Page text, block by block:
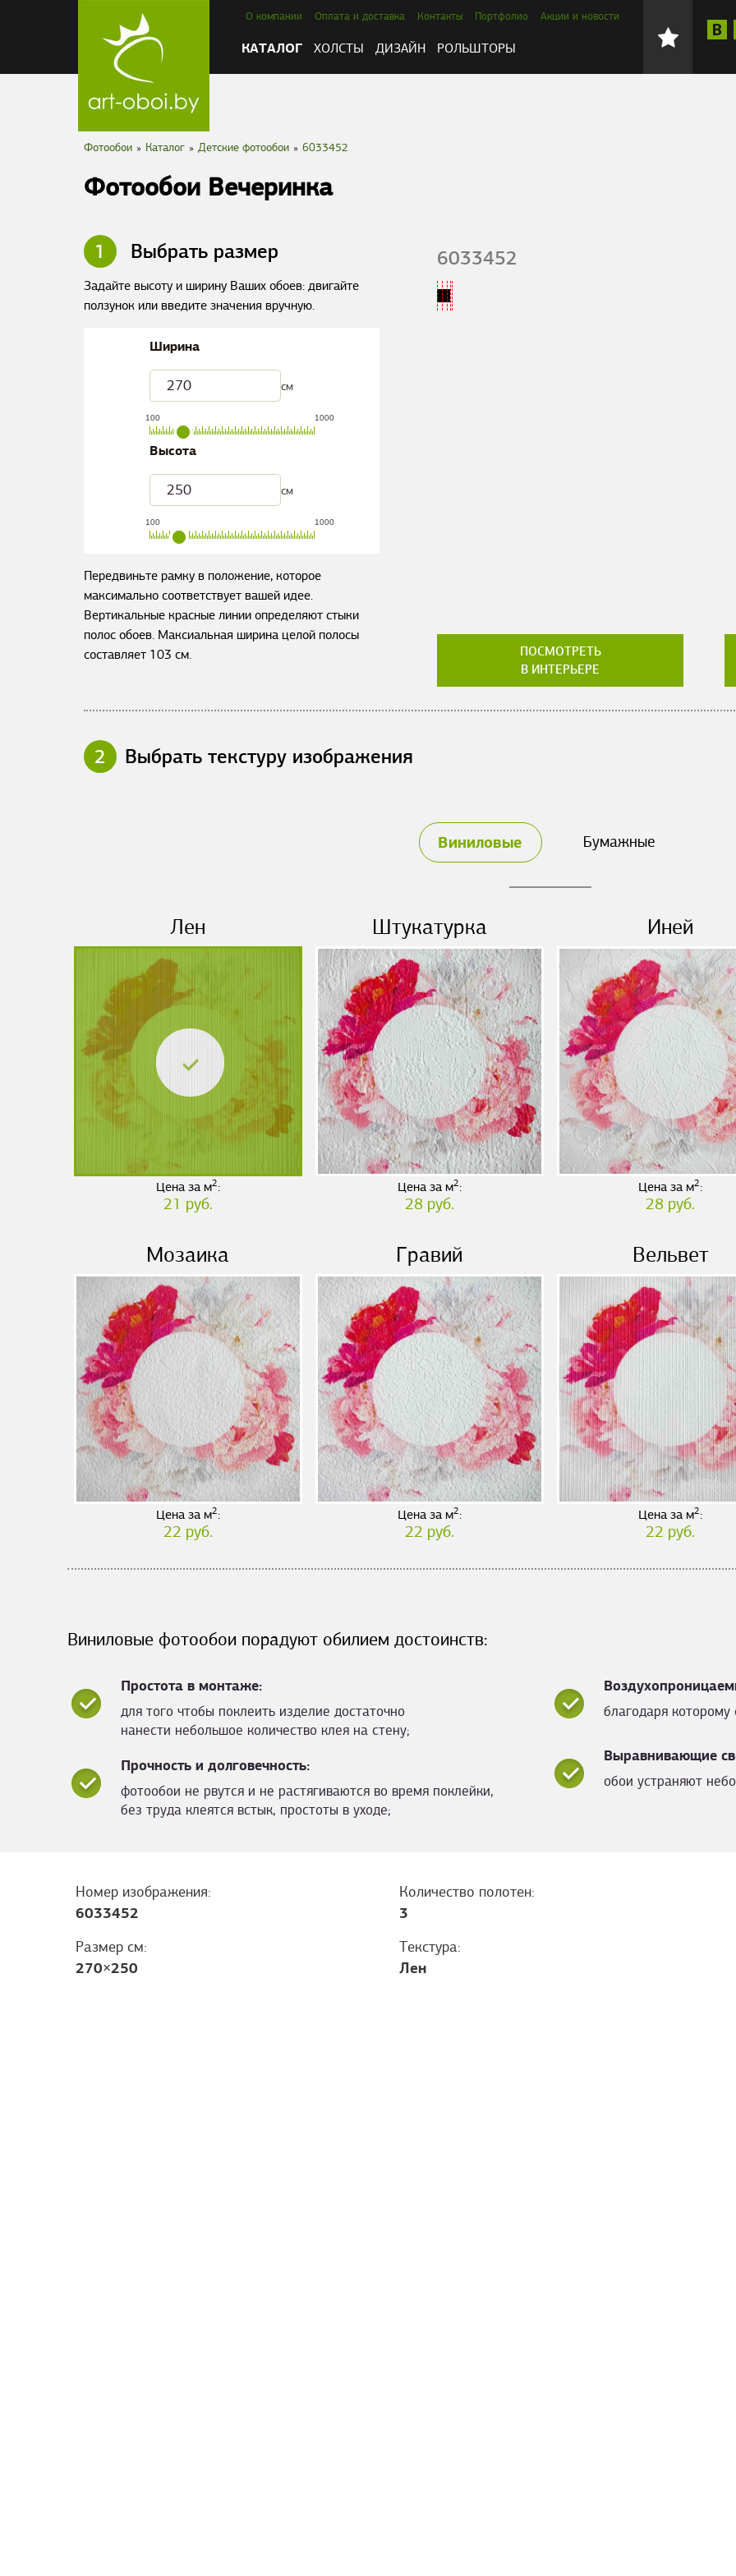
О компании Оплата и доставка Контакты Портфолио Акции и новости
КАТАЛОГ ХОЛСТЫ ДИЗАЙН РОЛЬШТОРЫ
Фотообои » Каталог » Детские фотообои » 6033452
Фотообои Вечеринка
1 Выбрать размер
Задайте высоту и ширину Ваших обоев: двигайте
ползунок или введите значения вручную.
Ширина
см
100 1000
Высота
см
100 1000
Передвиньте рамку в положение, которое
максимально соответствует вашей идее.
Вертикальные красные линии определяют стыки
полос обоев. Максиальная ширина целой полосы
составляет 103 см.
6033452
ПОСМОТРЕТЬ
В ИНТЕРЬЕРЕ
2 Выбрать текстуру изображения
Виниловые Бумажные
Лен
Цена за м2:
21 руб.
Штукатурка
Цена за м2:
28 руб.
Иней
Цена за м2:
28 руб.
Мозаика
Цена за м2:
22 руб.
Гравий
Цена за м2:
22 руб.
Вельвет
Цена за м2:
22 руб.
Виниловые фотообои порадуют обилием достоинств:
Простота в монтаже:
для того чтобы поклеить изделие достаточно
нанести небольшое количество клея на стену;
благодаря
Выравнивающие
обои устраняют
Прочность и долговечность:
фотообои не рвутся и не растягиваются во время поклейки,
без труда клеятся встык, простоты в уходе;
Номер изображения:
6033452
Количество полотен:
3
Размер см:
270×250
Текстура:
Лен